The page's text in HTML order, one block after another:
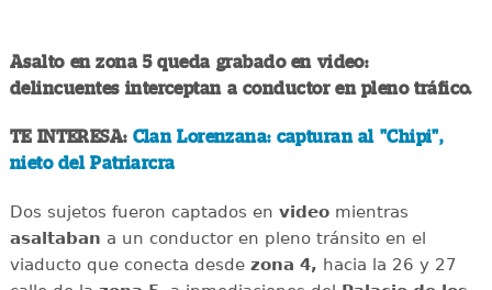
Asalto en zona 5 queda grabado en video:
delincuentes interceptan a conductor en pleno tráfico.
TE INTERESA: Clan Lorenzana: capturan al "Chipi",
nieto del Patriarcra
Dos sujetos fueron captados en videomientras
asaltaban a un conductor en pleno tránsito en el
viaducto que conecta desde zona 4, hacia la 26 y 27